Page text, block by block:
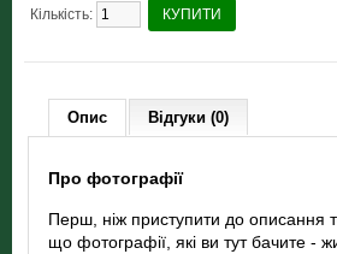
Кількість: КУПИТИ
Опис Відгуки (0)
Про фотографії
Перш, ніж приступити до описання
що фотографії, які ви тут бачите -